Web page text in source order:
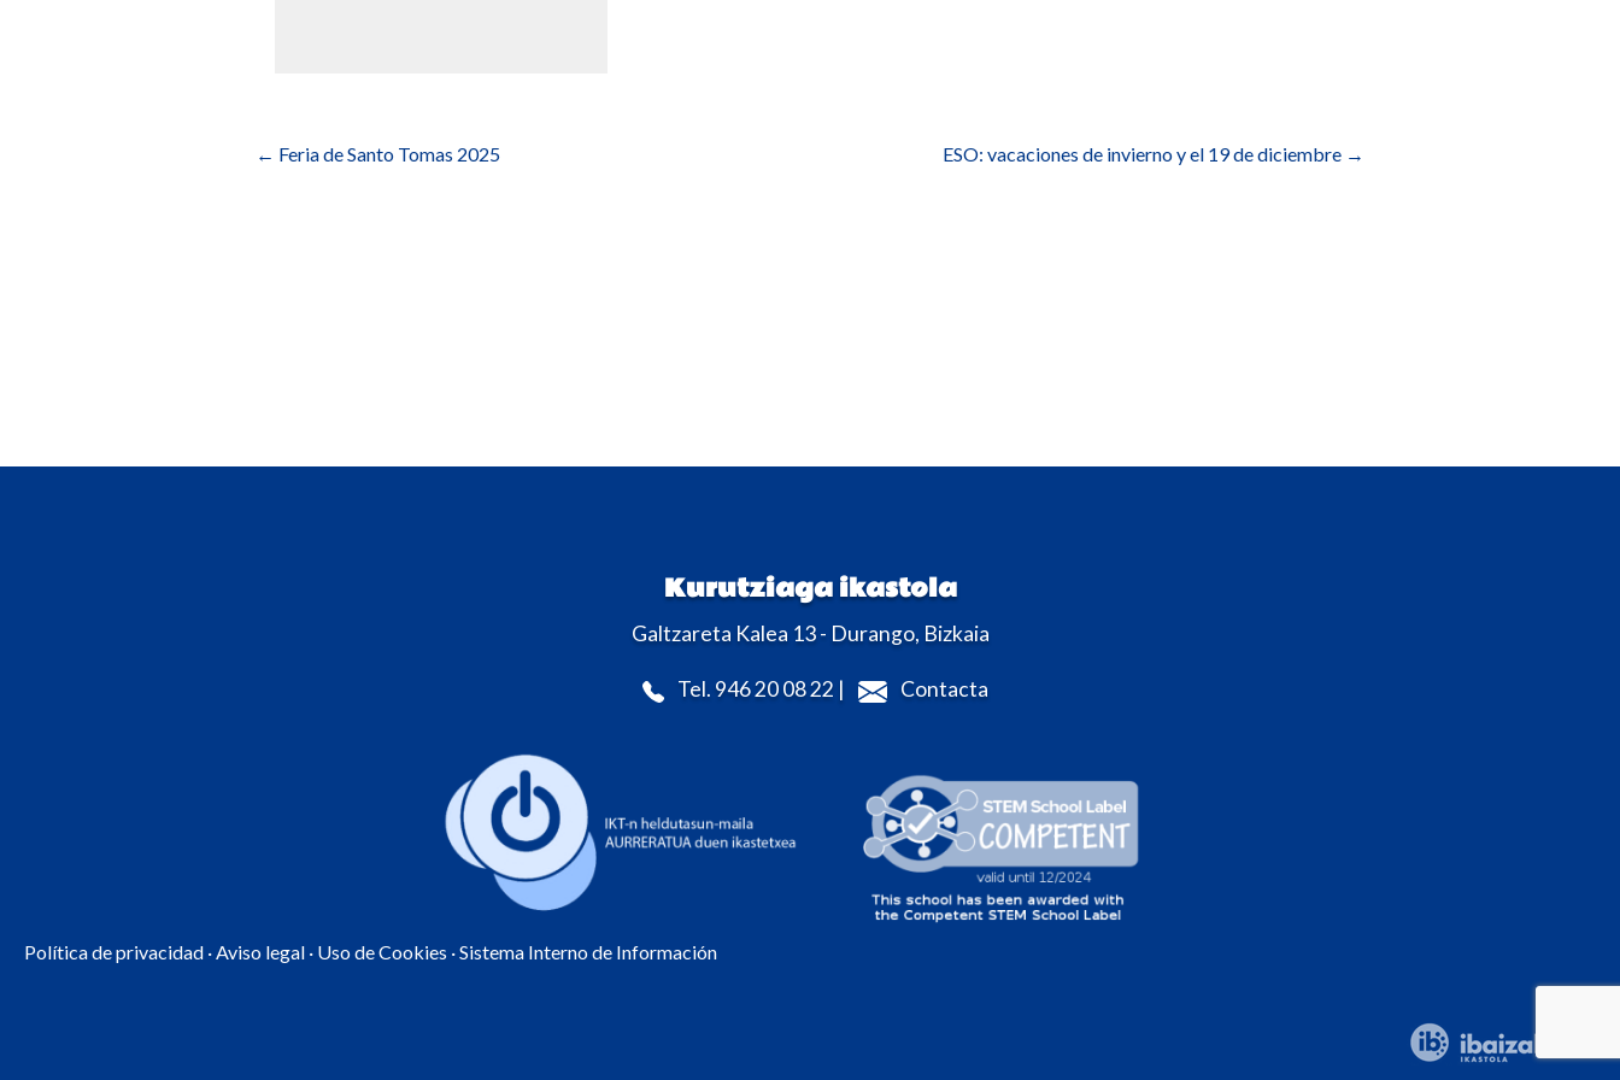
de
← Feria de Santo Tomas 2025 ESO: vacaciones de invierno y el 19 de diciembre →
Kurutziaga ikastola
Galtzareta Kalea 13 - Durango, Bizkaia
Tel. 946 20 08 22 | Contacta
Política de privacidad ·Aviso legal · Uso de Cookies · Sistema Interno de Información